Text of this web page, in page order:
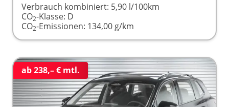
Verbrauch kombiniert: 5,90 l/100km
CO2-Klasse: D
CO2-Emissionen: 134,00 g/km
ab 238,– € mtl.